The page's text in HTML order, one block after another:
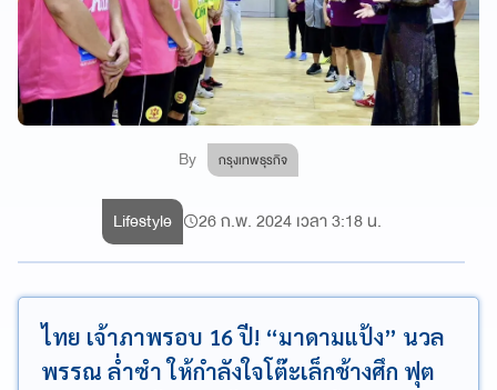
By กรุงเทพธุรกิจ
Lifestyle 26 ก.พ. 2024 เวลา 3:18 น.
ไทย เจ้าภาพรอบ 16 ปี! “มาดามแป้ง” นวล
พรรณ ล่ำซำ ให้กำลังใจโต๊ะเล็กช้างศึก ฟุต